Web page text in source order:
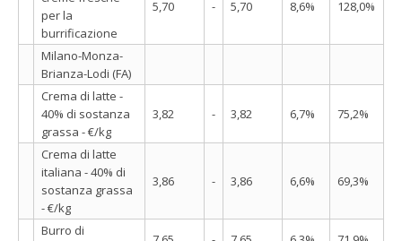
per la
burrificazione
5,70 - 5,70 8,6% 128,0%
Milano-Monza-
Brianza-Lodi (FA)
Crema di latte -
40% di sostanza
grassa - €/kg
3,82 - 3,82 6,7% 75,2%
Crema di latte
italiana - 40% di
sostanza grassa
- €/kg
3,86 - 3,86 6,6% 69,3%
Burro di